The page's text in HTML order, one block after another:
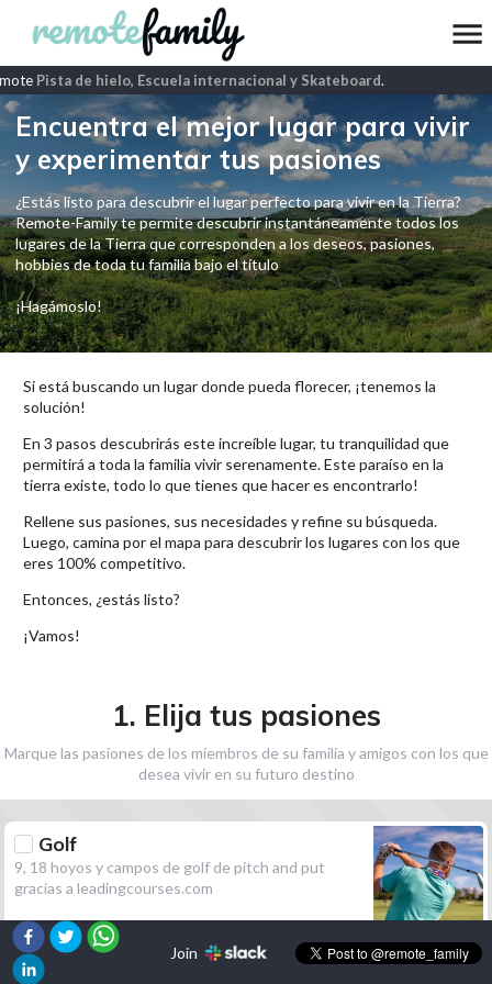
Pista de hielo, Escuela internacional y Skateboard.
Encuentra el mejor lugar para vivir
y experimentar tus pasiones
¿Estás listo para descubrir el lugar perfecto para vivir en la Tierra?
Remote-Family te permite descubrir instantáneamente todos los
lugares de la Tierra que corresponden a los deseos, pasiones,
hobbies de toda tu familia bajo el título
¡Hagámoslo!
Si está buscando un lugar donde pueda florecer, ¡tenemos la
solución!
En 3 pasos descubrirás este increíble lugar, tu tranquilidad que
permitirá a toda la familia vivir serenamente. Este paraíso en la
tierra existe, todo lo que tienes que hacer es encontrarlo!
Rellene sus pasiones, sus necesidades y refine su búsqueda.
Luego, camina por el mapa para descubrir los lugares con los que
eres 100% competitivo.
Entonces, ¿estás listo?
¡Vamos!
1. Elija tus pasiones
Marque las pasiones de los miembros de su familia y amigos con los que
desea vivir en su futuro destino
Golf
9, 18 hoyos y campos de golf de pitch and put
gracias a leadingcourses.com
Senderismo
Join